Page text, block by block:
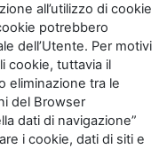
all’utilizzo di cookie
potrebbero
dell’Utente. Per motivi
cookie, tuttavia il
eliminazione tra le
del Browser
dati di navigazione”
i cookie, dati di siti e